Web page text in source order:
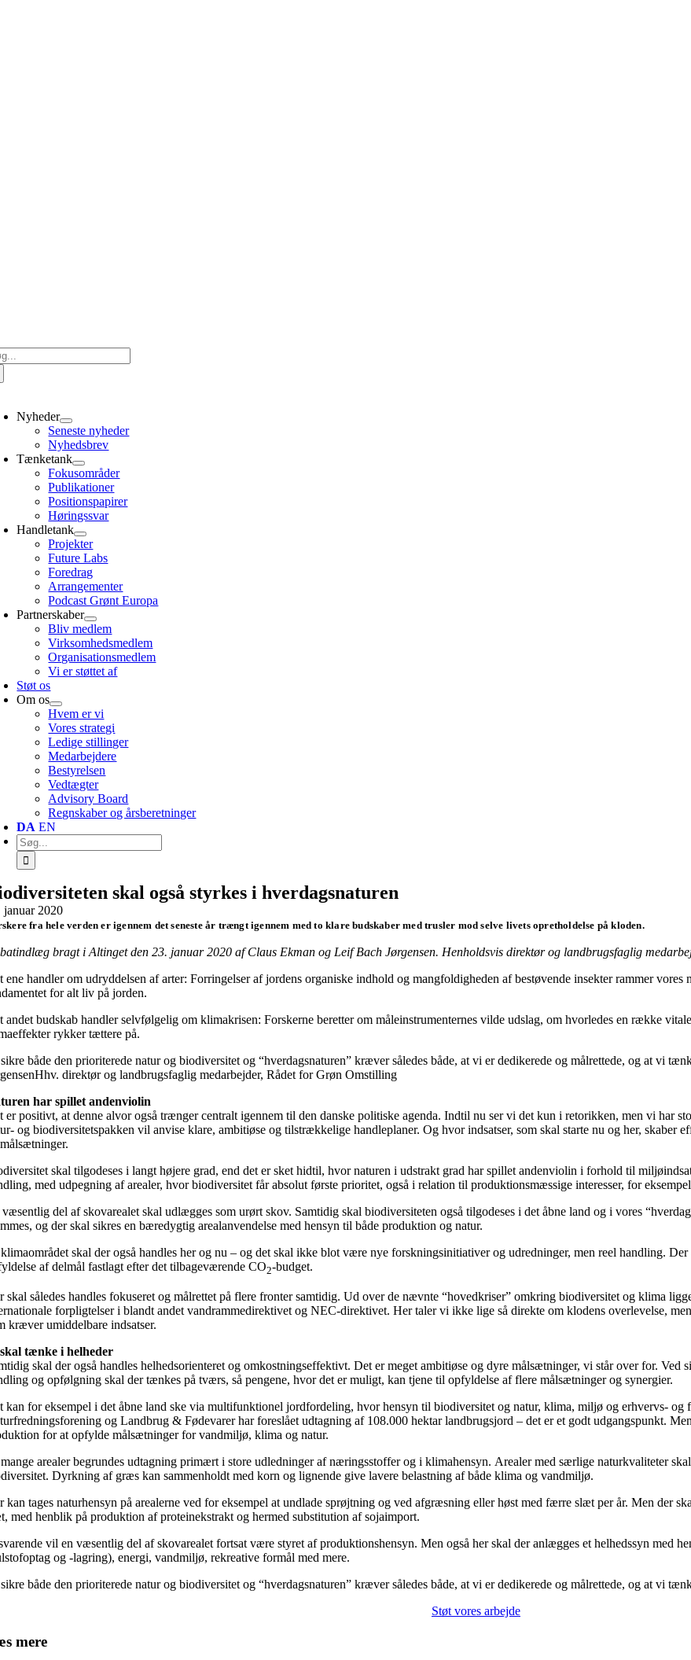
Nyheder
Seneste nyheder
Nyhedsbrev
Tænketank
Fokusområder
Publikationer
Positionspapirer
Høringssvar
Handletank
Projekter
Future Labs
Foredrag
Arrangementer
Podcast Grønt Europa
Partnerskaber
Bliv medlem
Virksomhedsmedlem
Organisationsmedlem
Vi er støttet af
Støt os
Om os
Hvem er vi
Vores strategi
Ledige stillinger
Medarbejdere
Bestyrelsen
Vedtægter
Advisory Board
Regnskaber og årsberetninger
DA EN
Søg
efter:
skal også styrkes i hverdagsnaturen
januar 2020
fra hele verden er igennem det seneste år trængt igennem med to klare budskaber med trusler mod selve livets opretholdelse på kloden.
bragt i Altinget den 23. januar 2020 af Claus Ekman og Leif Bach Jørgensen. Henholdsvis direktør og landbrugsfaglig
ene handler om udryddelsen af arter: Forringelser af jordens organiske indhold og mangfoldigheden af bestøvende insekter rammer
for alt liv på jorden.
andet budskab handler selvfølgelig om klimakrisen: Forskerne beretter om måleinstrumenternes vilde udslag, om hvorledes en række
rykker tættere på.
både den prioriterede natur og biodiversitet og “hverdagsnaturen” kræver således både, at vi er dedikerede og målrettede, og at vi
direktør og landbrugsfaglig medarbejder, Rådet for Grøn Omstilling
har spillet andenviolin
er positivt, at denne alvor også trænger centralt igennem til den danske politiske agenda. Indtil nu ser vi det kun i retorikken, men vi har
og biodiversitetspakken vil anvise klare, ambitiøse og tilstrækkelige handleplaner. Og hvor indsatser, som skal starte nu og her, skaber
skal tilgodeses i langt højere grad, end det er sket hidtil, hvor naturen i udstrakt grad har spillet andenviolin i forhold til
med udpegning af arealer, hvor biodiversitet får absolut første prioritet, også i relation til produktionsmæssige interesser, for
del af skovarealet skal udlægges som urørt skov. Samtidig skal biodiversiteten også tilgodeses i det åbne land og i vores
og der skal sikres en bæredygtig arealanvendelse med hensyn til både produktion og natur.
skal der også handles her og nu – og det skal ikke blot være nye forskningsinitiativer og udredninger, men reel handling.
af delmål fastlagt efter det tilbageværende CO2-budget.
skal således handles fokuseret og målrettet på flere fronter samtidig. Ud over de nævnte “hovedkriser” omkring biodiversitet og klima
forpligtelser i blandt andet vandrammedirektivet og NEC-direktivet. Her taler vi ikke lige så direkte om klodens overlevelse,
kræver umiddelbare indsatser.
tænke i helheder
skal der også handles helhedsorienteret og omkostningseffektivt. Det er meget ambitiøse og dyre målsætninger, vi står over for. Ved
og opfølgning skal der tænkes på tværs, så pengene, hvor det er muligt, kan tjene til opfyldelse af flere målsætninger og synergier.
kan for eksempel i det åbne land ske via multifunktionel jordfordeling, hvor hensyn til biodiversitet og natur, klima, miljø og erhvervs- og
og Landbrug & Fødevarer har foreslået udtagning af 108.000 hektar landbrugsjord – det er et godt udgangspunkt.
for at opfylde målsætninger for vandmiljø, klima og natur.
mange arealer begrundes udtagning primært i store udledninger af næringsstoffer og i klimahensyn. Arealer med særlige naturkvaliteter
Dyrkning af græs kan sammenholdt med korn og lignende give lavere belastning af både klima og vandmiljø.
kan tages naturhensyn på arealerne ved for eksempel at undlade sprøjtning og ved afgræsning eller høst med færre slæt per år. Men der
med henblik på produktion af proteinekstrakt og hermed substitution af sojaimport.
vil en væsentlig del af skovarealet fortsat være styret af produktionshensyn. Men også her skal der anlægges et helhedssyn med
og -lagring), energi, vandmiljø, rekreative formål med mere.
både den prioriterede natur og biodiversitet og “hverdagsnaturen” kræver således både, at vi er dedikerede og målrettede, og at vi
Støt vores arbejde
mere